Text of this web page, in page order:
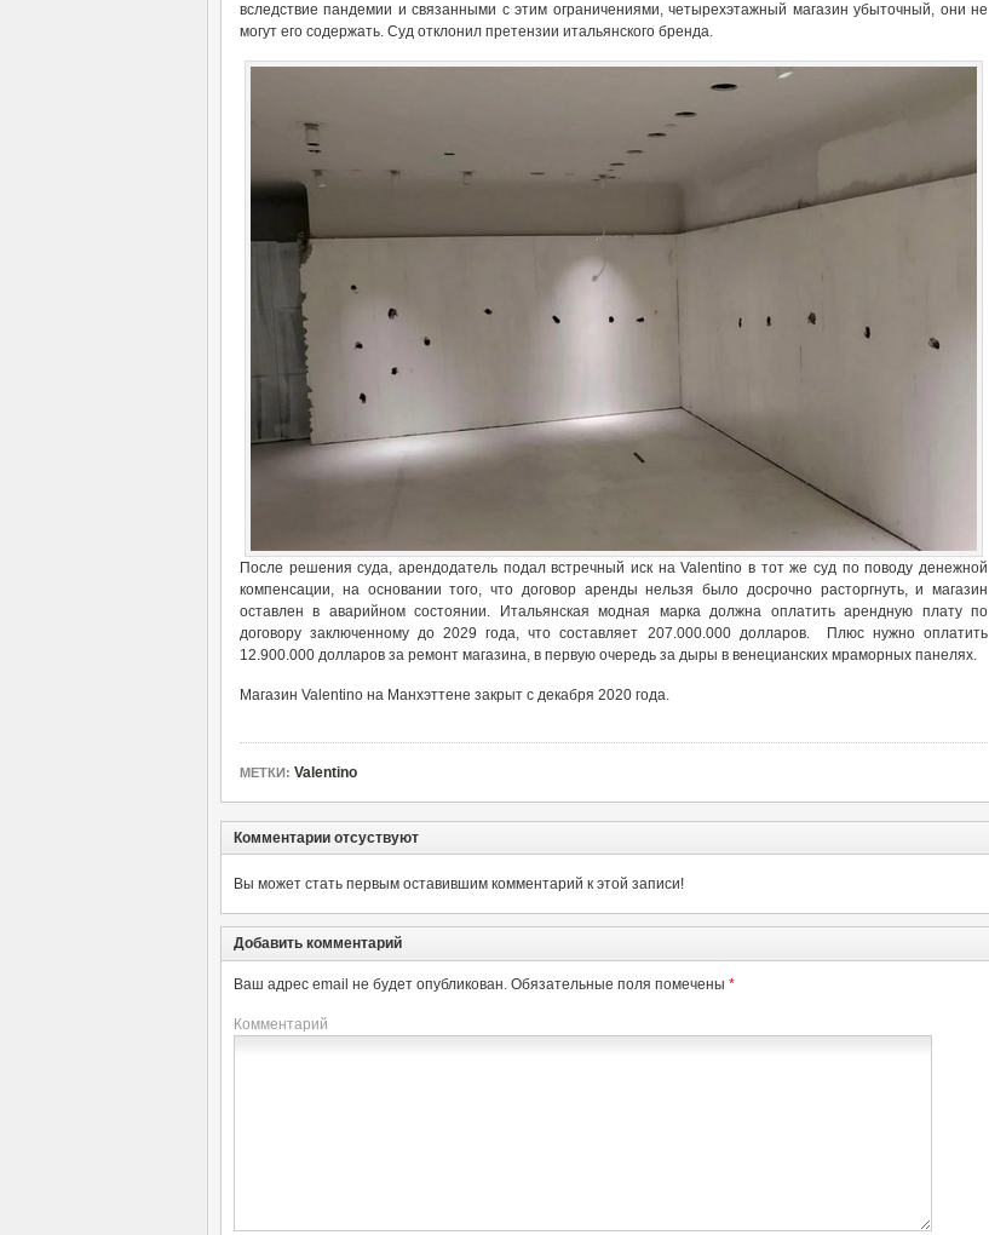
вследствие пандемии и связанными с этим ограничениями, четырехэтажный магазин убыточный, они не
могут его содержать. Суд отклонил претензии итальянского бренда.
После решения суда, арендодатель подал встречный иск на Valentino в тот же суд по поводу денежной
компенсации, на основании того, что договор аренды нельзя было досрочно расторгнуть, и магазин
оставлен в аварийном состоянии. Итальянская модная марка должна оплатить арендную плату по
договору заключенному до 2029 года, что составляет 207.000.000 долларов. Плюс нужно оплатить
12.900.000 долларов за ремонт магазина, в первую очередь за дыры в венецианских мраморных панелях.
Магазин Valentino на Манхэттене закрыт с декабря 2020 года.
МЕТКИ: Valentino
Комментарии отсуствуют
Вы может стать первым оставившим комментарий к этой записи!
Добавить комментарий
Ваш адрес email не будет опубликован. Обязательные поля помечены *
Комментарий